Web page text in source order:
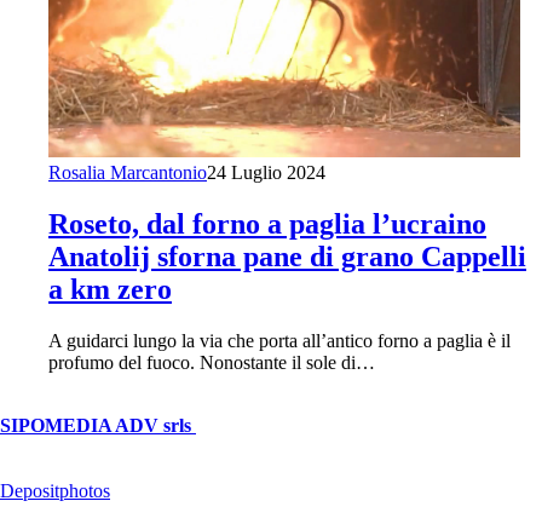
Rosalia Marcantonio24 Luglio 2024
Roseto, dal forno a paglia l’ucraino
Anatolij sforna pane di grano Cappelli
a km zero
A guidarci lungo la via che porta all’antico forno a paglia è il
profumo del fuoco. Nonostante il sole di…
SIPOMEDIA ADV srls
Depositphotos